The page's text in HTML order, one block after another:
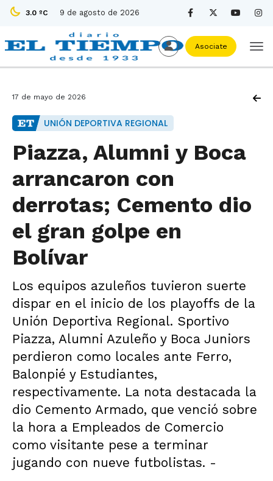
3.0 ºC 9 de agosto de 2026
Asociate
17 de mayo de 2026
UNIÓN DEPORTIVA REGIONAL
Piazza, Alumni y Boca
arrancaron con
derrotas; Cemento dio
el gran golpe en
Bolívar
Los equipos azuleños tuvieron suerte
dispar en el inicio de los playoffs de la
Unión Deportiva Regional. Sportivo
Piazza, Alumni Azuleño y Boca Juniors
perdieron como locales ante Ferro,
Balonpié y Estudiantes,
respectivamente. La nota destacada la
dio Cemento Armado, que venció sobre
la hora a Empleados de Comercio
como visitante pese a terminar
jugando con nueve futbolistas. -